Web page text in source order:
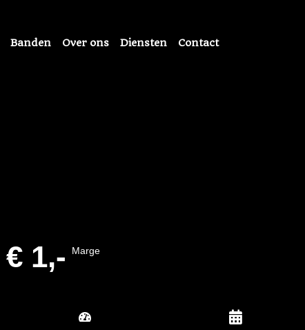
Banden Over ons Diensten Contact
€ 1,- Marge